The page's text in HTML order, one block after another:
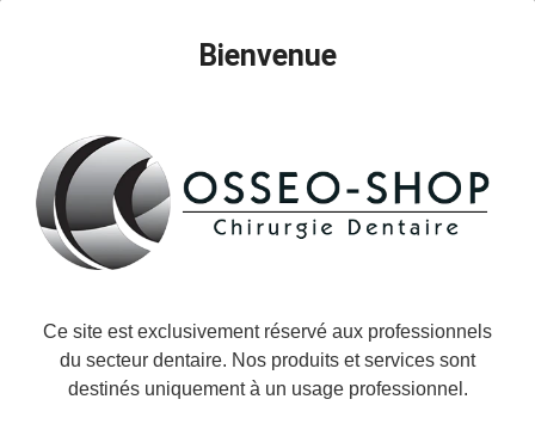
DÉTAILS DU PRODUIT
Marque
Vous aimerez aussi
Bienvenue
Ce site est exclusivement réservé aux professionnels
du secteur dentaire. Nos produits et services sont
destinés uniquement à un usage professionnel.